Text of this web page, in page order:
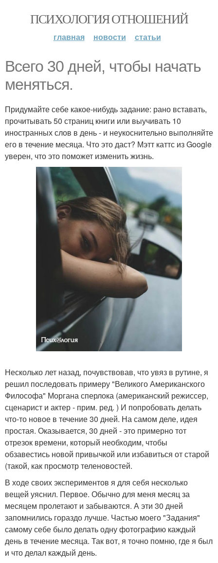
ПСИХОЛОГИЯ ОТНОШЕНИЙ
главная новости статьи
Всего 30 дней, чтобы начать
меняться.
Придумайте себе какое-нибудь задание: рано вставать,
прочитывать 50 страниц книги или выучивать 10
иностранных слов в день - и неукоснительно выполняйте
его в течение месяца. Что это даст? Мэтт каттс из Google
уверен, что это поможет изменить жизнь.
Несколько лет назад, почувствовав, что увяз в рутине, я
решил последовать примеру "Великого Американского
Философа" Моргана сперлока (американский режиссер,
сценарист и актер - прим. ред. ) И попробовать делать
что-то новое в течение 30 дней. На самом деле, идея
простая. Оказывается, 30 дней - это примерно тот
отрезок времени, который необходим, чтобы
обзавестись новой привычкой или избавиться от старой
(такой, как просмотр теленовостей.
В ходе своих экспериментов я для себя несколько
вещей уяснил. Первое. Обычно для меня месяц за
месяцем пролетают и забываются. А эти 30 дней
запомнились гораздо лучше. Частью моего "Задания"
самому себе было делать одну фотографию каждый
день в течение месяца. Так вот, я точно помню, где я был
и что делал каждый день.